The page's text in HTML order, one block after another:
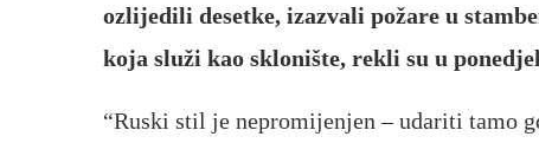
ozlijedili desetke, izazvali požare u
koja služi kao sklonište, rekli su u
“Ruski stil je nepromijenjen – udariti tamo